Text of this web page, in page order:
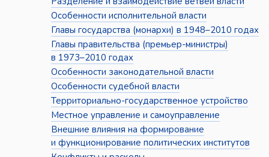
Особенности исполнительной власти
Главы государства (монархи) в 1948–2010 годах
Главы правительства (премьер-министры)
в 1973–2010 годах
Особенности законодательной власти
Особенности судебной власти
Территориально-государственное устройство
Местное управление и самоуправление
Внешние влияния на формирование
и функционирование политических институтов